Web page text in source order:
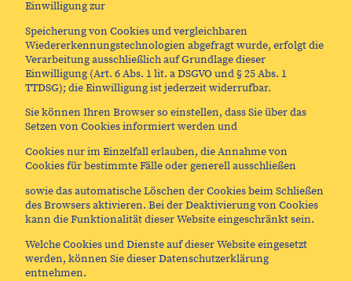
Einwilligung zur
Speicherung von Cookies und vergleichbaren
Wiedererkennungstechnologien abgefragt wurde, erfolgt die
Verarbeitung ausschließlich auf Grundlage dieser
Einwilligung (Art. 6 Abs. 1 lit. a DSGVO und § 25 Abs. 1
TTDSG); die Einwilligung ist jederzeit widerrufbar.
Sie können Ihren Browser so einstellen, dass Sie über das
Setzen von Cookies informiert werden und
Cookies nur im Einzelfall erlauben, die Annahme von
Cookies für bestimmte Fälle oder generell ausschließen
sowie das automatische Löschen der Cookies beim Schließen
des Browsers aktivieren. Bei der Deaktivierung von Cookies
kann die Funktionalität dieser Website eingeschränkt sein.
Welche Cookies und Dienste auf dieser Website eingesetzt
werden, können Sie dieser Datenschutzerklärung
entnehmen.